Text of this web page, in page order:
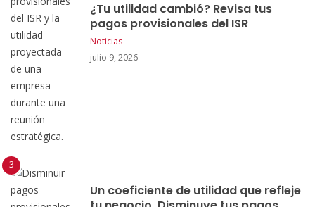
¿Tu utilidad cambió? Revisa tus
pagos provisionales del ISR
Noticias
julio 9, 2026
Un coeficiente de utilidad que refleje